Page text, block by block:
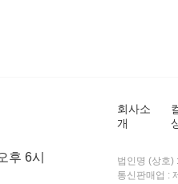
후 6시
회사소
개
법인명 (상호)
통신판매업 :